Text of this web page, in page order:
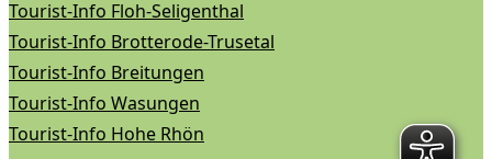
Tourist-Info Floh-Seligenthal
Tourist-Info Brotterode-Trusetal
Tourist-Info Breitungen
Tourist-Info Wasungen
Tourist-Info Hohe Rhön